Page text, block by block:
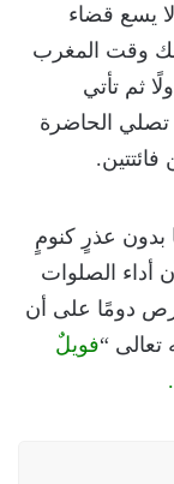
يسع قضاء
وقت المغرب
ثم تأتي
تصلي الحاضرة
فائتتين.
بدون عذرٍ كنومٍ
أداء الصلوات
دومًا على أن
“فويلٌ